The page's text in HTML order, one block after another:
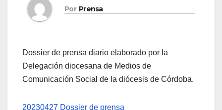
Por Prensa
Dossier de prensa diario elaborado por la
Delegación diocesana de Medios de
Comunicación Social de la diócesis de Córdoba.
20230427 Dossier de prensa